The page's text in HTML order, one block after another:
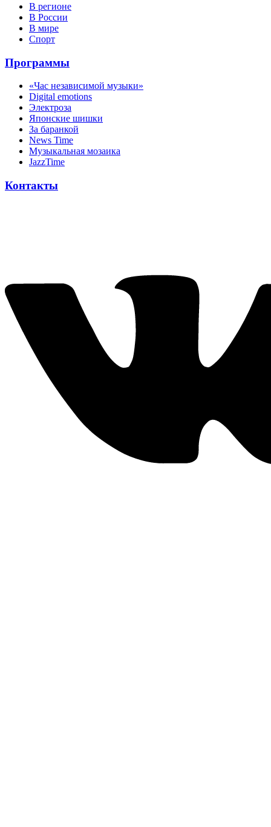
В регионе
В России
В мире
Спорт
Программы
«Час независимой музыки»
Digital emotions
Электроза
Японскиe шишки
За баранкой
News Time
Музыкальная мозаика
JazzTime
Контакты